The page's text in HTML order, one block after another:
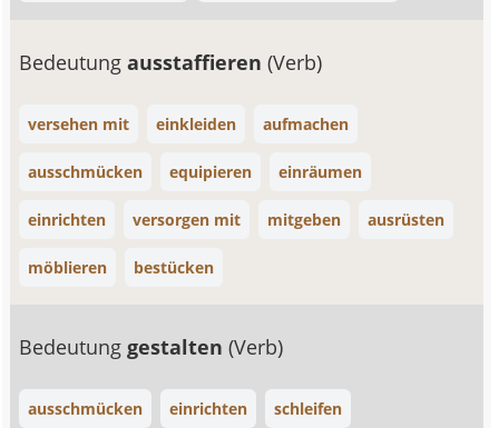
Bedeutungausstaffieren(Verb)
versehen mit einkleiden aufmachen
ausschmücken equipieren einräumen
einrichten versorgen mit mitgeben ausrüsten
möblieren bestücken
Bedeutunggestalten(Verb)
ausschmücken einrichten schleifen